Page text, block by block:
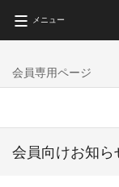
メニュー
会員専用ページ
会員向けお知ら